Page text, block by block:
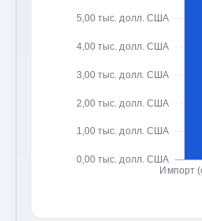
0,00 тыс. долл. США
1,00 тыс. долл. США
2,00 тыс. долл. США
3,00 тыс. долл. США
4,00 тыс. долл. США
5,00 тыс. долл. США
Импорт